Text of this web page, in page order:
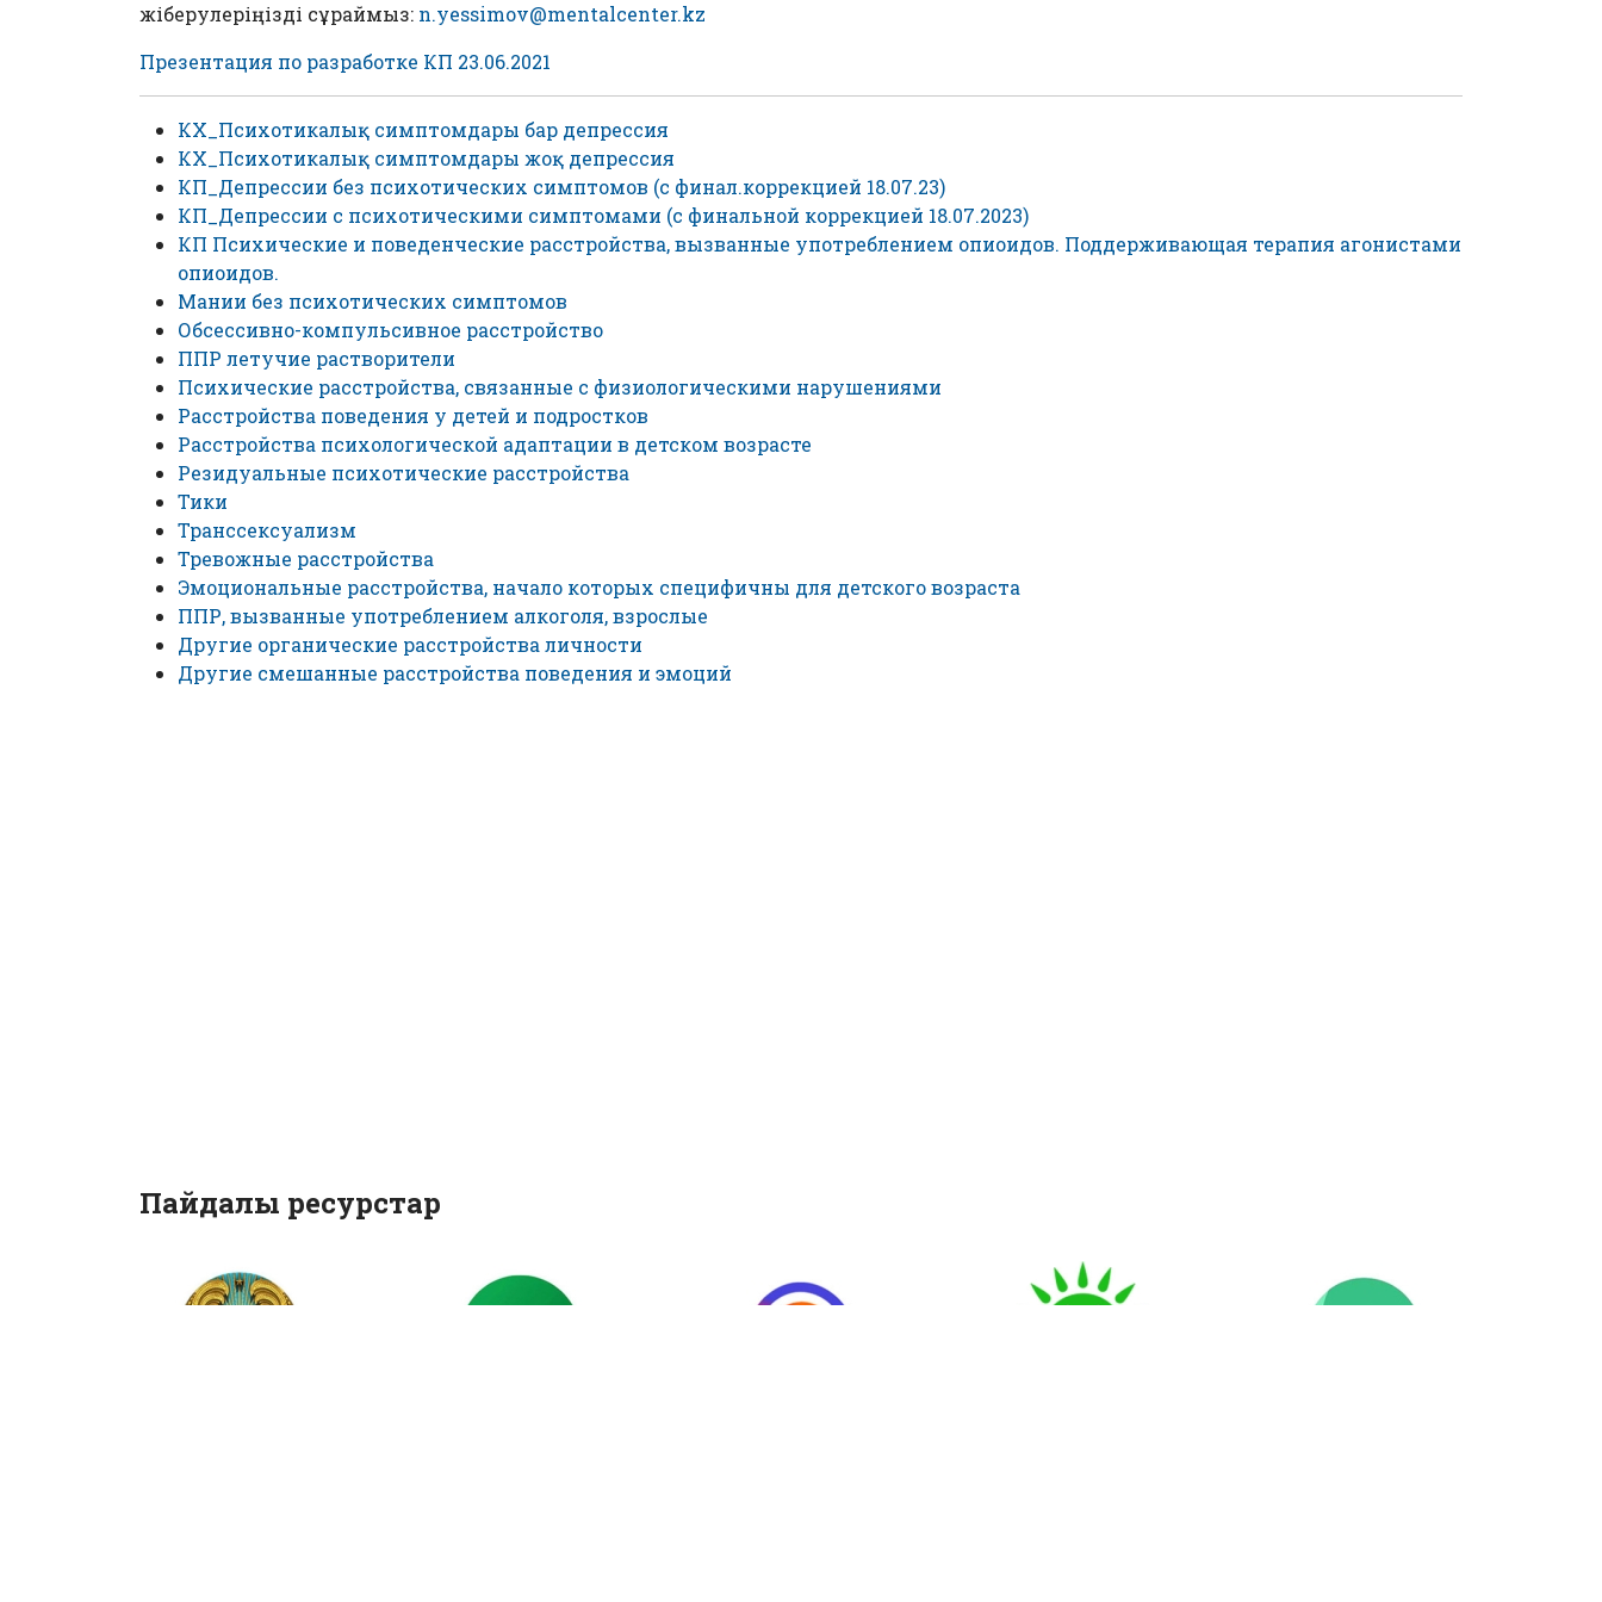
жіберулеріңізді сұраймыз: n.yessimov@mentalcenter.kz
Презентация по разработке КП 23.06.2021
КХ_Психотикалық симптомдары бар депрессия
КХ_Психотикалық симптомдары жоқ депрессия
КП_Депрессии без психотических симптомов (с финал.коррекцией 18.07.23)
КП_Депрессии с психотическими симптомами (с финальной коррекцией 18.07.2023)
КП Психические и поведенческие расстройства, вызванные употреблением опиоидов. Поддерживающая терапия агонистами
опиоидов.
Мании без психотических симптомов
Обсессивно-компульсивное расстройство
ППР летучие растворители
Психические расстройства, связанные с физиологическими нарушениями
Расстройства поведения у детей и подростков
Расстройства психологической адаптации в детском возрасте
Резидуальные психотические расстройства
Тики
Транссексуализм
Тревожные расстройства
Эмоциональные расстройства, начало которых специфичны для детского возраста
ППР, вызванные употреблением алкоголя, взрослые
Другие органические расстройства личности
Другие смешанные расстройства поведения и эмоций
Пайдалы ресурстар